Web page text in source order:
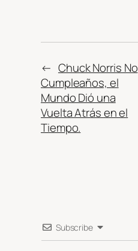
← Chuck Norris No
Cumpleaños, el
Mundo Dió una
Vuelta Atrás en el
Tiempo.
Subscribe